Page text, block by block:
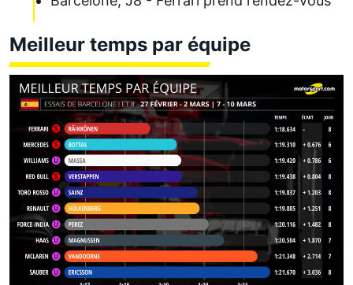
Meilleur temps par équipe